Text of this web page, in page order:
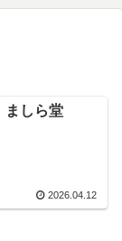
ましら堂
2026.04.12